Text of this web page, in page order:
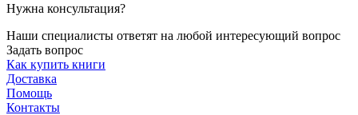
Нужна консультация?
Наши специалисты ответят на любой интересующий вопрос
Задать вопрос
Как купить книги
Доставка
Помощь
Контакты